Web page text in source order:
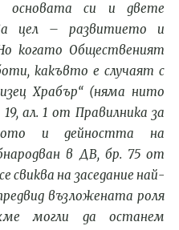
основата си и двете
цел – развитието и
когато Общественият
какъвто е случаят с
Храбър“ (няма нито
ал. 1 от Правилника за
и дейността на
в ДВ, бр. 75 от
свиква на заседание най-
възложената роля
могли да останем